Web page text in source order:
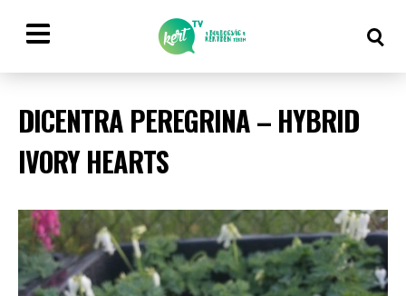
DICENTRA PEREGRINA – HYBRID
IVORY HEARTS